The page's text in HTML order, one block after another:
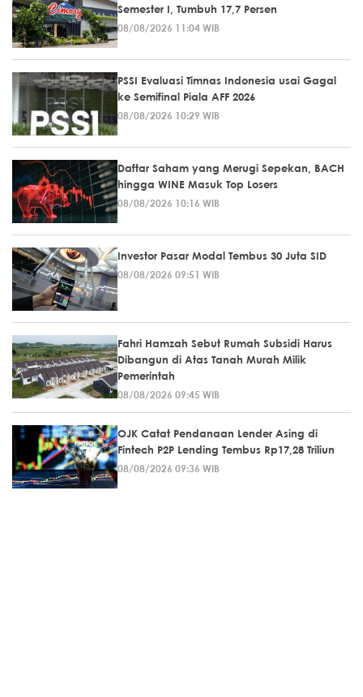
Semester I, Tumbuh 17,7 Persen
08/08/2026 11:04 WIB
PSSI Evaluasi Timnas Indonesia usai Gagal
ke Semifinal Piala AFF 2026
08/08/2026 10:29 WIB
Daftar Saham yang Merugi Sepekan, BACH
hingga WINE Masuk Top Losers
08/08/2026 10:16 WIB
Investor Pasar Modal Tembus 30 Juta SID
08/08/2026 09:51 WIB
Fahri Hamzah Sebut Rumah Subsidi Harus
Dibangun di Atas Tanah Murah Milik
Pemerintah
08/08/2026 09:45 WIB
OJK Catat Pendanaan Lender Asing di
Fintech P2P Lending Tembus Rp17,28 Triliun
08/08/2026 09:36 WIB